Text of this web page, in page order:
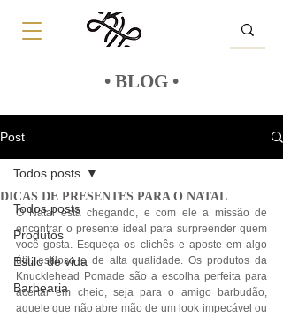
• BLOG •
Post
Todos posts
Produtos
Estilo de vida
Barbearia
Todos posts
DICAS DE PRESENTES PARA O NATAL
O Natal está chegando, e com ele a missão de
encontrar o presente ideal para surpreender quem
você gosta. Esqueça os clichês e aposte em algo
útil, estiloso e de alta qualidade. Os produtos da
Knucklehead Pomade são a escolha perfeita para
acertar em cheio, seja para o amigo barbudão,
aquele que não abre mão de um look impecável ou